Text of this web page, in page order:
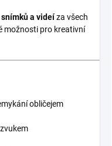
a videíza všech
možnosti pro kreativní
obličejem